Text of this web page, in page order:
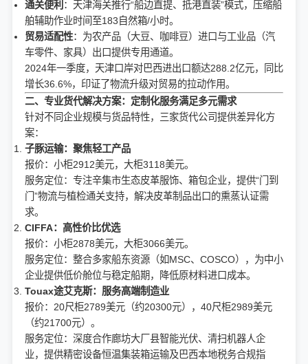
通关便利 ：天津海关推行“船边直提、抵港直装”模式，压缩船
舶辅助作业时间至183自然箱/小时。
贸易适配性：为农产品（大豆、咖啡豆）进口与工业品（汽
车零件、家具）出口提供专用通道。
2024年一季度，天津口岸对巴西进出口额达288.2亿元，同比
增长36.6%，印证了物流升级对贸易的拉动作用。
二、专业货代解决方案：定制化服务满足多元需求
针对不同企业规模与货品特性，三家货代公司提供差异化方
案：
子豚运输：聚焦轻工产品
报价：小柜2912美元，大柜3118美元。
服务定位：专注辛集市生态皮革服饰、箱包企业，提供“门到
门”物流与植检通关支持，解决皮革制品出口的熏蒸认证需
求。
CIFFA：高性价比优选
报价：小柜2878美元，大柜3066美元。
服务定位：整合多家船东资源（如MSC、COSCO），为中小
企业提供低价舱位与稳定船期，降低原材料进口成本。
Touax途艾克斯：服务高端制造业
报价：20尺柜2789美元（约20300元），40尺柜2989美元
（约21700元）。
服务定位：深度合作廊坊大厂县智能光伏、清扫机器人企
业，提供精密设备恒温集装箱运输及巴西本地税务合规指